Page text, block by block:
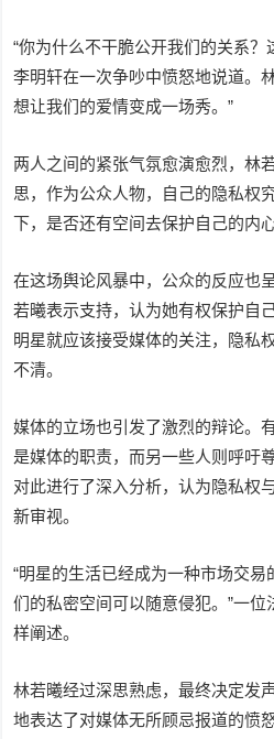
“你为什么不干脆公开我们的关系？
李明轩在一次争吵中愤怒地说道。
想让我们的爱情变成一场秀。”
两人之间的紧张气氛愈演愈烈，林
思，作为公众人物，自己的隐私权
下，是否还有空间去保护自己的内心
在这场舆论风暴中，公众的反应也
若曦表示支持，认为她有权保护自
明星就应该接受媒体的关注，隐私
不清。
媒体的立场也引发了激烈的辩论。
是媒体的职责，而另一些人则呼吁
对此进行了深入分析，认为隐私权
新审视。
“明星的生活已经成为一种市场交
们的私密空间可以随意侵犯。”一
样阐述。
林若曦经过深思熟虑，最终决定发
地表达了对媒体无所顾忌报道的愤